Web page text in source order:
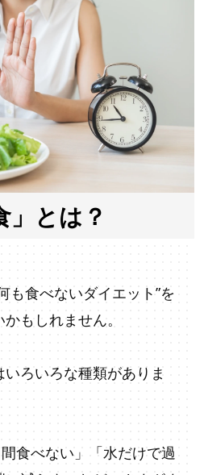
」とは？
も食べないダイエット”を
もしれません。
ろいろな種類がありま
食べない」「水だけで過